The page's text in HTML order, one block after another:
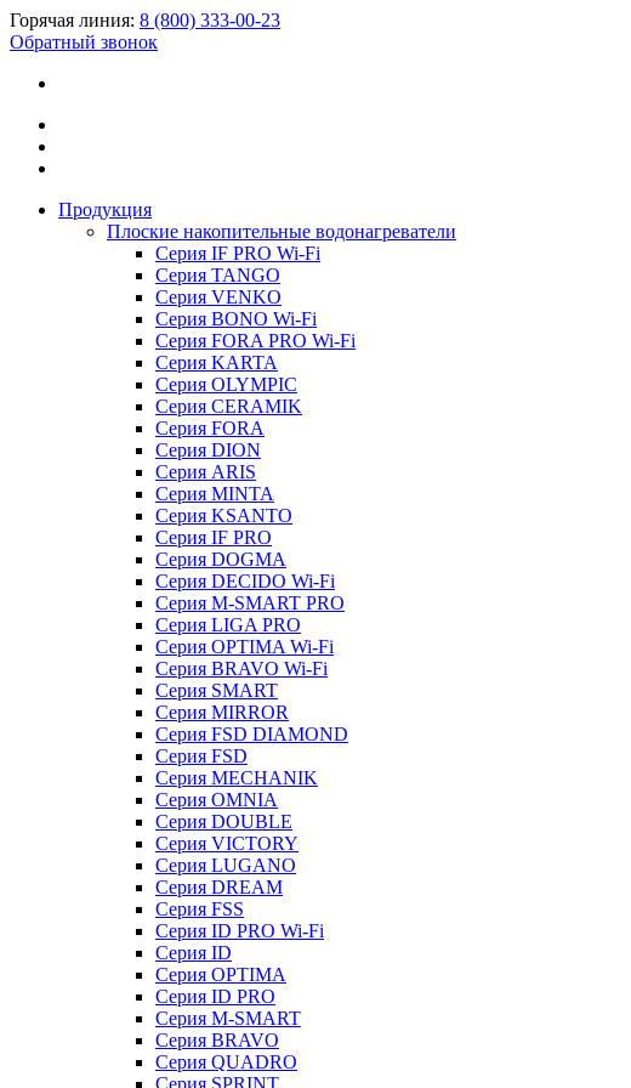
Горячая линия: 8 (800) 333-00-23
Обратный звонок
Продукция
Плоские накопительные водонагреватели
Серия IF PRO Wi-Fi
Серия TANGO
Серия VENKO
Серия BONO Wi-Fi
Серия FORA PRO Wi-Fi
Серия KARTA
Серия OLYMPIC
Серия CERAMIK
Серия FORA
Серия DION
Серия ARIS
Серия MINTA
Серия KSANTO
Серия IF PRO
Серия DOGMA
Серия DECIDO Wi-Fi
Серия M-SMART PRO
Серия LIGA PRO
Серия OPTIMA Wi-Fi
Серия BRAVO Wi-Fi
Серия SMART
Серия MIRROR
Серия FSD DIAMOND
Серия FSD
Серия MECHANIK
Серия OMNIA
Серия DOUBLE
Серия VICTORY
Серия LUGANO
Серия DREAM
Серия FSS
Серия ID PRO Wi-Fi
Серия ID
Серия OPTIMA
Серия ID PRO
Серия M-SMART
Серия BRAVO
Серия QUADRO
Серия SPRINT